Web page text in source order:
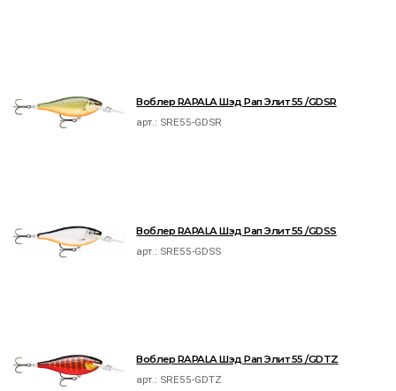
Воблер RAPALA Шэд Рап Элит 55 /GDSR
арт.: SRE55-GDSR
Воблер RAPALA Шэд Рап Элит 55 /GDSS
арт.: SRE55-GDSS
Воблер RAPALA Шэд Рап Элит 55 /GDTZ
арт.: SRE55-GDTZ